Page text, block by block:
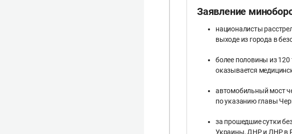
Заявление
националисты
выходе из города в
более половины из
оказывается
автомобильный мост
по указанию главы
за прошедшие сутки
Украины, ДНР и ЛНР в